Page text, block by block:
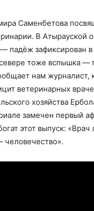
Саменбетова
В Атырауской
— падёж зафиксирован
тоже вспышка —
нам журналист,
ветеринарных
хозяйства
замечен первый
этот выпуск: «Врач
человечество».